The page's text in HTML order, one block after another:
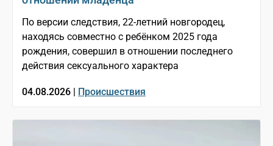
По версии следствия, 22-летний новгородец,
находясь совместно с ребёнком 2025 года
рождения, совершил в отношении последнего
действия сексуального характера
04.08.2026 | Происшествия